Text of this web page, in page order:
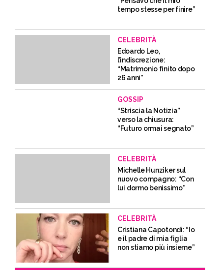
tempo stesse per finire”
CELEBRITÀ
Edoardo Leo,
l’indiscrezione:
“Matrimonio finito dopo
26 anni”
GOSSIP
“Striscia la Notizia”
verso la chiusura:
“Futuro ormai segnato”
CELEBRITÀ
Michelle Hunziker sul
nuovo compagno: “Con
lui dormo benissimo”
CELEBRITÀ
Cristiana Capotondi: “Io
e il padre di mia figlia
non stiamo più insieme”